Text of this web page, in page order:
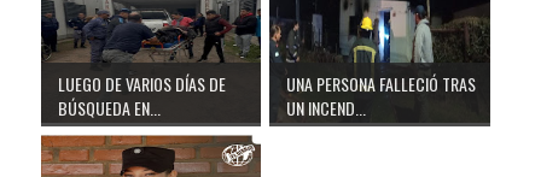
LUEGO DE VARIOS DÍAS DE
BÚSQUEDA EN...
UNA PERSONA FALLECIÓ TRAS
UN INCEND...